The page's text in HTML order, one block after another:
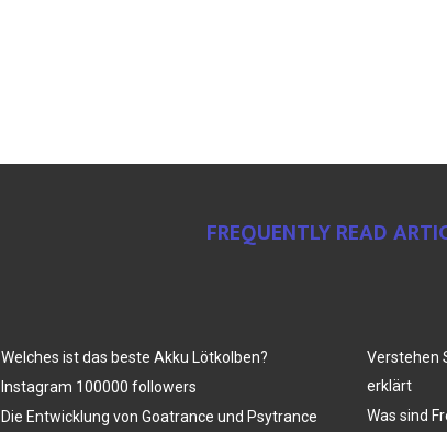
FREQUENTLY READ
Welches ist das beste Akku Lötkolben?
Instagram 100000 followers
Die Entwicklung von Goatrance und Psytrance
Verstehen
erklärt
Was sind